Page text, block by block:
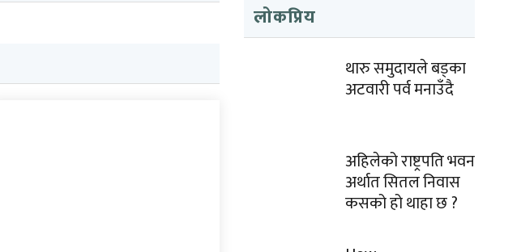
लोकप्रिय
थारु समुदायले बड्का
अटवारी पर्व मनाउँदै
अहिलेको राष्ट्रपति भवन
अर्थात सितल निवास
कसको हो थाहा छ ?